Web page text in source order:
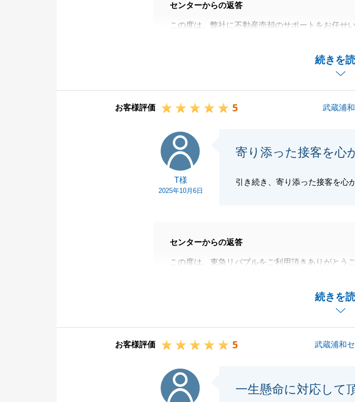
続きを
センターからの返答
この度は、弊社に不動産売却のサポートをお任せ
お忙しいなか、コメントも送っていただき大変嬉
いつも、ご丁寧に対応してくださり、私もM様の
せ。
お客様評価 5 武蔵浦
T様
2025年10月6日
寄り添った接客を心
引き続き、寄り添った接客を心
続きを
センターからの返答
この度は、東急リバブルをご利用頂きありがとう
要望の確認をしっかり行えたことが要因だと思っ
お仕事で大変な中、本当にありがとうございまし
閉じる
お客様評価 5 武蔵浦和
一生懸命に対応して